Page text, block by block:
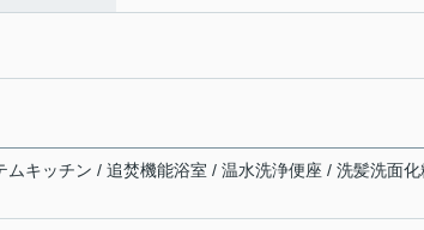
キッチン / 追焚機能浴室 / 温水洗浄便座 / 洗髪洗面化